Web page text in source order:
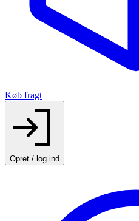
Køb fragt
Opret / log ind